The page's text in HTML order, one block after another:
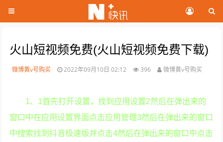
火山短视频免费(火山短视频免费下载)
微博黄v号购买 2022年09月10日 02:12 396 微博黄v号购买
1、1首先打开设置，找到应用设置2然后在弹出来的
窗口中在应用设置界面点击应用管理3然后在弹出来的窗口
中搜索找到抖音极速版并点击4然后在弹出来的窗口中点击